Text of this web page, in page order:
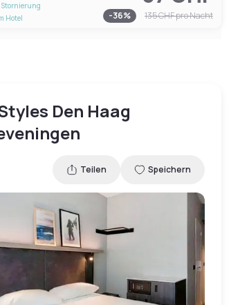
Stornierung
Hotel
-36% 135 CHFpro Nacht
Den Haag
Teilen Speichern